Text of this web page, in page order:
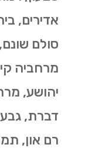
אדירים,
סולם
מרחביה
יהושע,
דברת,
רם און,